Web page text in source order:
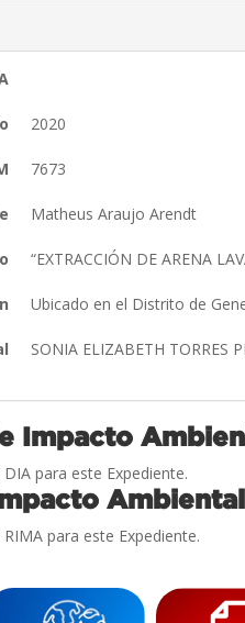
2020
7673
Matheus Araujo Arendt
“EXTRACCIÓN DE ARENA
Ubicado en el Distrito de
SONIA ELIZABETH TORRES
Impacto
para este Expediente.
Ambiental
para este Expediente.